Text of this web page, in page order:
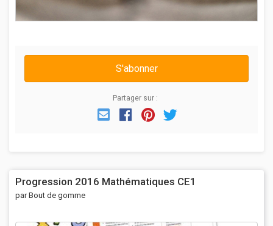
S'abonner
Partager sur :
EmailFacebook
Pinterest
Progression 2016 Mathématiques CE1
par Bout de gomme